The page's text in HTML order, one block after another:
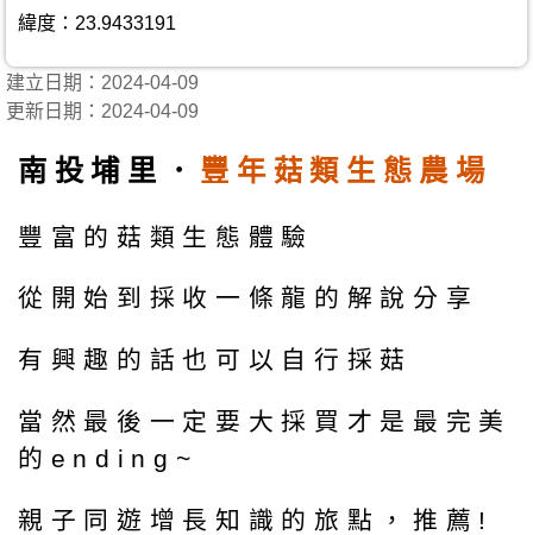
緯度：23.9433191
建立日期：2024-04-09
更新日期：2024-04-09
南投埔里． 豐年菇類生態農場
豐富的菇類生態體驗
從開始到採收一條龍的解說分享
有興趣的話也可以自行採菇
當然最後一定要大採買才是最完美
的ending~
親子同遊增長知識的旅點，推薦!